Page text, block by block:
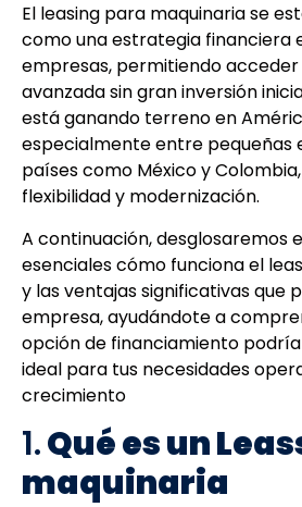
El leasing para maquinaria se
como una estrategia financiera
empresas, permitiendo
avanzada sin gran inversión
está ganando terreno en
especialmente entre pequeñas
países como México y
flexibilidad y modernización.
A continuación, desglosaremos
esenciales cómo funciona el
y las ventajas significativas que
empresa, ayudándote a
opción de financiamiento
ideal para tus necesidades
crecimiento
1.Qué es un
maquinaria